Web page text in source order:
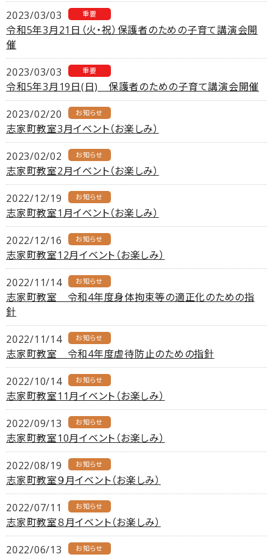
2023/03/03 重要
令和5年3月21日（火・祝）保護者のための子育て講演会開
催
2023/03/03 重要
令和5年3月19日(日) 保護者のための子育て講演会開催
2023/02/20 お知らせ
志家町教室3月イベント（お楽しみ）
2023/02/02 お知らせ
志家町教室2月イベント（お楽しみ）
2022/12/19 お知らせ
志家町教室1月イベント（お楽しみ）
2022/12/16 お知らせ
志家町教室12月イベント（お楽しみ）
2022/11/14 お知らせ
志家町教室 令和4年度身体拘束等の適正化のための指
針
2022/11/14 お知らせ
志家町教室 令和4年度虐待防止のための指針
2022/10/14 お知らせ
志家町教室11月イベント（お楽しみ）
2022/09/13 お知らせ
志家町教室10月イベント（お楽しみ）
2022/08/19 お知らせ
志家町教室９月イベント（お楽しみ）
2022/07/11 お知らせ
志家町教室８月イベント（お楽しみ）
2022/06/13 お知らせ